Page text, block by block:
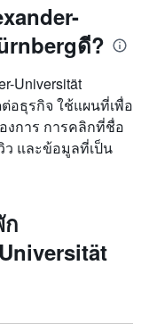
ดี?
Universität
อธุรกิจ ใช้แผนที่เพื่อ
การ การคลิกที่ชื่อ
และข้อมูลที่เป็น
ก